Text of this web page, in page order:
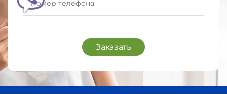
Заказать